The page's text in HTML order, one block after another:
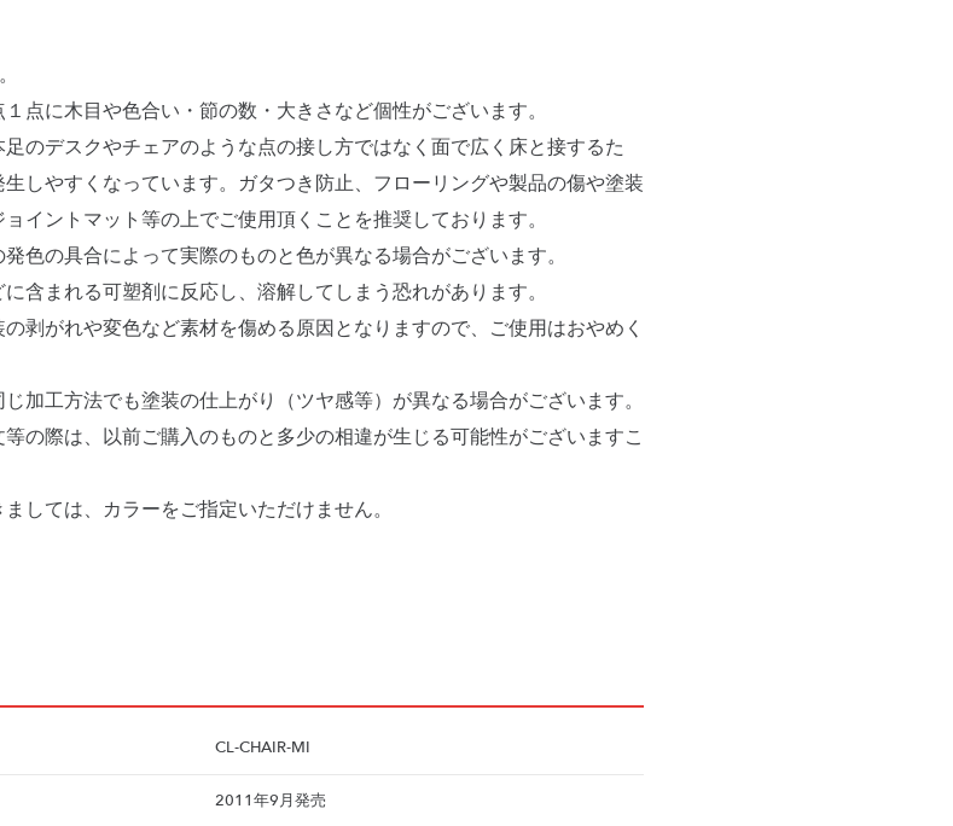
点に木目や色合い・節の数・大きさなど個性がございます。
のデスクやチェアのような点の接し方ではなく面で広く床と接するた
しやすくなっています。ガタつき防止、フローリングや製品の傷や塗装
イントマット等の上でご使用頂くことを推奨しております。
色の具合によって実際のものと色が異なる場合がございます。
含まれる可塑剤に反応し、溶解してしまう恐れがあります。
剥がれや変色など素材を傷める原因となりますので、ご使用はおやめく
加工方法でも塗装の仕上がり（ツヤ感等）が異なる場合がございます。
の際は、以前ご購入のものと多少の相違が生じる可能性がございますこ
しては、カラーをご指定いただけません。
CL-CHAIR-MI
2011年9月発売